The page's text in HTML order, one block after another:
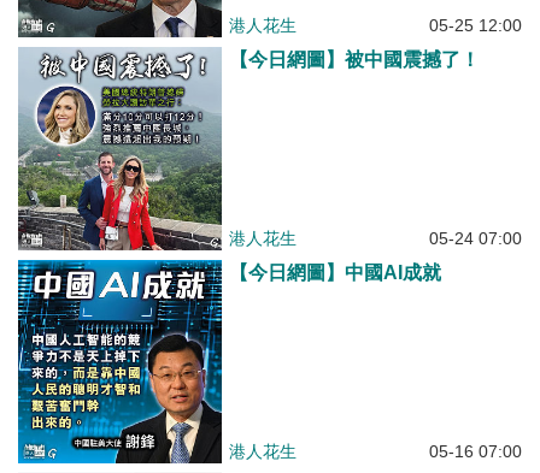
港人花生 05-25 12:00
【今日網圖】被中國震撼了！
港人花生 05-24 07:00
【今日網圖】中國AI成就
港人花生 05-16 07:00